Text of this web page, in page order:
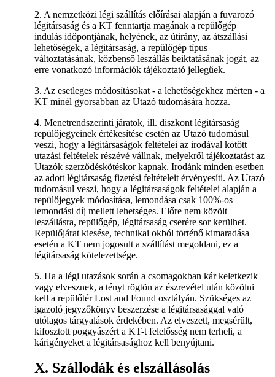
2. A nemzetközi légi szállítás előírásai alapján a fuvarozó
légitársaság és a KT fenntartja magának a repülőgép
indulás időpontjának, helyének, az útirány, az átszállási
lehetőségek, a légitársaság, a repülőgép típus
változtatásának, közbenső leszállás beiktatásának jogát, az
erre vonatkozó információk tájékoztató jellegűek.
3. Az esetleges módosításokat - a lehetőségekhez mérten - a
KT minél gyorsabban az Utazó tudomására hozza.
4. Menetrendszerinti járatok, ill. diszkont légitársaság
repülőjegyeinek értékesítése esetén az Utazó tudomásul
veszi, hogy a légitársaságok feltételei az irodával kötött
utazási feltételek részévé vállnak, melyekről tájékoztatást az
Utazók szerződéskötéskor kapnak. Irodánk minden esetben
az adott légitársaság fizetési feltételeit érvényesíti. Az Utazó
tudomásul veszi, hogy a légitársaságok feltételei alapján a
repülőjegyek módosítása, lemondása csak 100%-os
lemondási díj mellett lehetséges. Előre nem közölt
leszállásra, repülőgép, légitársaság cserére sor kerülhet.
Repülőjárat kiesése, technikai okból történő kimaradása
esetén a KT nem jogosult a szállítást megoldani, ez a
légitársaság kötelezettsége.
5. Ha a légi utazások során a csomagokban kár keletkezik
vagy elvesznek, a tényt rögtön az észrevétel után közölni
kell a repülőtér Lost and Found osztályán. Szükséges az
igazoló jegyzőkönyv beszerzése a légitársasággal való
utólagos tárgyalások érdekében. Az elveszett, megsérült,
kifosztott poggyászért a KT-t felelősség nem terheli, a
kárigényeket a légitársasághoz kell benyújtani.
X. Szállodák és elszállásolás